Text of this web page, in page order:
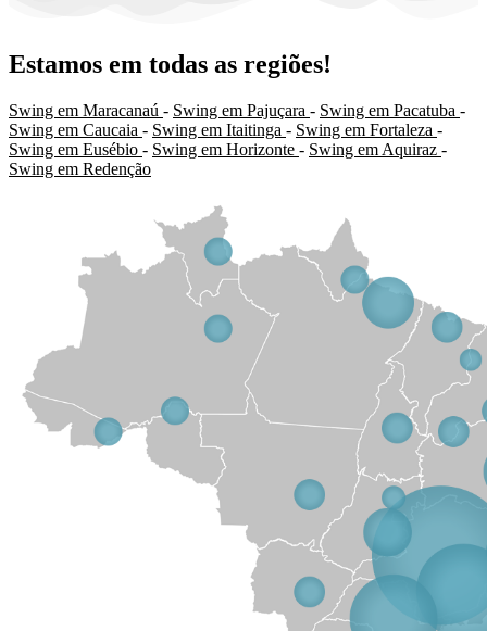
Estamos em todas as regiões!
Swing em Maracanaú - Swing em Pajuçara - Swing em Pacatuba -
Swing em Caucaia - Swing em Itaitinga - Swing em Fortaleza -
Swing em Eusébio - Swing em Horizonte - Swing em Aquiraz -
Swing em Redenção